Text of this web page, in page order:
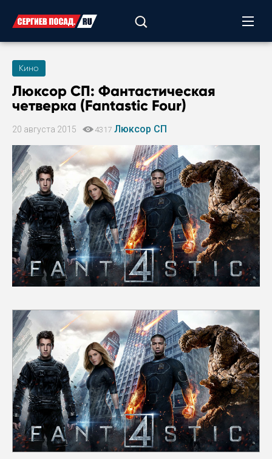
Кино
Люксор СП: Фантастическая
четверка (Fantastic Four)
20 августа 2015 4317 Люксор СП